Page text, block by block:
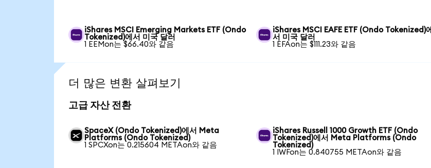
iShares MSCI Emerging Markets ETF (Ondo
Tokenized)에서 미국 달러
1 EEMon는 $66.40와 같음
iShares MSCI EAFE ETF (Ondo Tokenized)에
서 미국 달러
1 EFAon는 $111.23와 같음
더 많은 변환 살펴보기
고급 자산 전환
SpaceX (Ondo Tokenized)에서 Meta
Platforms (Ondo Tokenized)
1 SPCXon는 0.215604 METAon와 같음
iShares Russell 1000 Growth ETF (Ondo
Tokenized)에서 Meta Platforms (Ondo
Tokenized)
1 IWFon는 0.840755 METAon와 같음